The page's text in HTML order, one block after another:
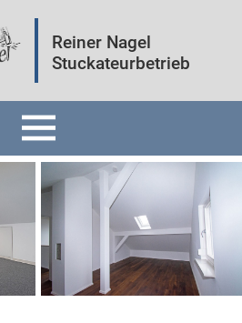
Reiner Nagel
Stuckateurbetrieb
Home
Fassaden
Innenräume